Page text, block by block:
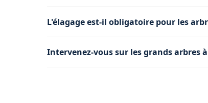
automne ou en hiver, hors période de
possible. Nous vous conseillons selon
L'élagage est-il obligatoire pour les
dépassent chez le voisin à Le Breuil,
mise en conformité rapide.
Intervenez-vous sur les grands arbres